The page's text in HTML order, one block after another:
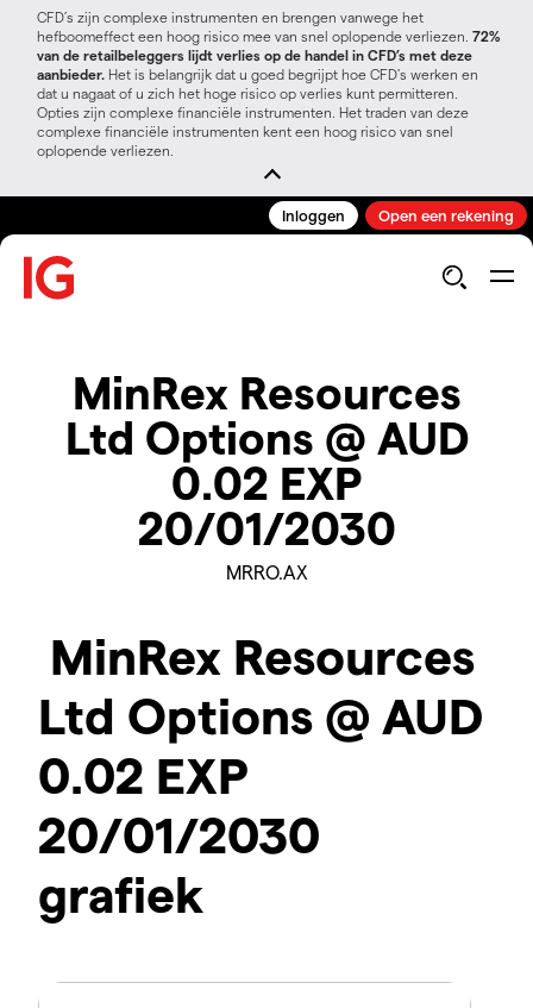
CFD’s zijn complexe instrumenten en brengen vanwege het
hefboomeffect een hoog risico mee van snel oplopende verliezen. 72%
van de retailbeleggers lijdt verlies op de handel in CFD’s met deze
aanbieder. Het is belangrijk dat u goed begrijpt hoe CFD's werken en
dat u nagaat of u zich het hoge risico op verlies kunt permitteren.
Opties zijn complexe financiële instrumenten. Het traden van deze
complexe financiële instrumenten kent een hoog risico van snel
oplopende verliezen.
Inloggen Open een rekening
MinRex Resources
Ltd Options @ AUD
0.02 EXP
20/01/2030
MRRO.AX
MinRex Resources
Ltd Options @ AUD
0.02 EXP
20/01/2030
grafiek